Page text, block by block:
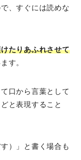
、すぐには読めな
たりあふれさせて
す。
口から言葉として
と表現すること
）」と書く場合も